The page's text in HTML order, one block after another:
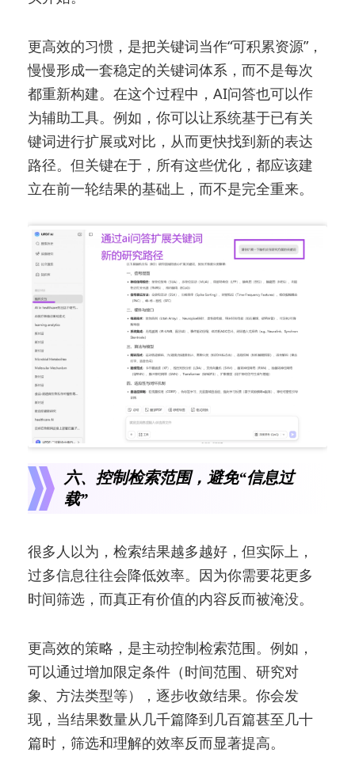
更高效的习惯，是把关键词当作“可积累资源”，
慢慢形成一套稳定的关键词体系，而不是每次
都重新构建。在这个过程中，AI问答也可以作
为辅助工具。例如，你可以让系统基于已有关
键词进行扩展或对比，从而更快找到新的表达
路径。但关键在于，所有这些优化，都应该建
立在前一轮结果的基础上，而不是完全重来。
六、控制检索范围，避免“信息过
载”
很多人以为，检索结果越多越好，但实际上，
过多信息往往会降低效率。因为你需要花更多
时间筛选，而真正有价值的内容反而被淹没。
更高效的策略，是主动控制检索范围。例如，
可以通过增加限定条件（时间范围、研究对
象、方法类型等），逐步收敛结果。你会发
现，当结果数量从几千篇降到几百篇甚至几十
篇时，筛选和理解的效率反而显著提高。